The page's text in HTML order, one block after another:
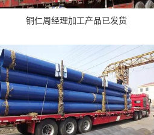
铜仁周经理加工产品已发货